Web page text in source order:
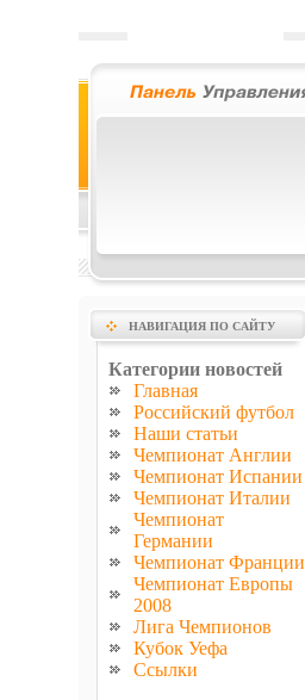
НАВИГАЦИЯ ПО САЙТУ
Категории новостей
Главная
Российский футбол
Наши статьи
Чемпионат Англии
Чемпионат Испании
Чемпионат Италии
Чемпионат
Германии
Чемпионат Франции
Чемпионат Европы
2008
Лига Чемпионов
Кубок Уефа
Ссылки